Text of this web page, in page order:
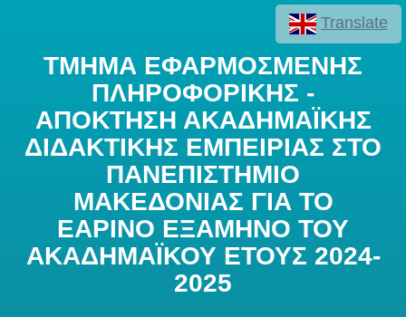
Translate
ΤΜΗΜΑ ΕΦΑΡΜΟΣΜΕΝΗΣ
ΠΛΗΡΟΦΟΡΙΚΗΣ -
ΑΠΟΚΤΗΣΗ ΑΚΑΔΗΜΑΪΚΗΣ
ΔΙΔΑΚΤΙΚΗΣ ΕΜΠΕΙΡΙΑΣ ΣΤΟ
ΠΑΝΕΠΙΣΤΗΜΙΟ
ΜΑΚΕΔΟΝΙΑΣ ΓΙΑ ΤΟ
ΕΑΡΙΝΟ ΕΞΑΜΗΝΟ ΤΟΥ
ΑΚΑΔΗΜΑΪΚΟΥ ΕΤΟΥΣ 2024-
2025